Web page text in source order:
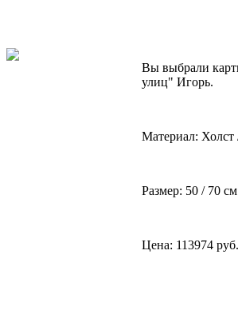
Вы выбрали
улиц" Игорь.
Материал:
Размер: 50 / 70 см
Цена: 113974 руб.